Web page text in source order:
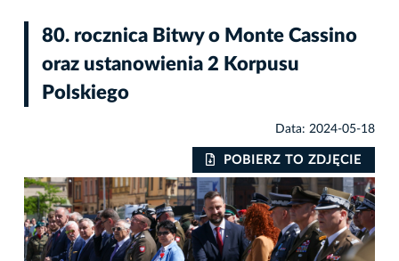
80. rocznica Bitwy o Monte Cassino
oraz ustanowienia 2 Korpusu
Polskiego
Data: 2024-05-18
POBIERZ TO ZDJĘCIE